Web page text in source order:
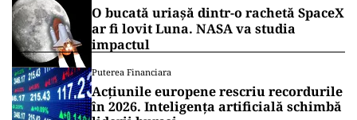
O bucată uriașă dintr-o rachetă SpaceX
ar fi lovit Luna. NASA va studia
impactul
Puterea Financiara
Acțiunile europene rescriu recordurile
în 2026. Inteligența artificială schimbă